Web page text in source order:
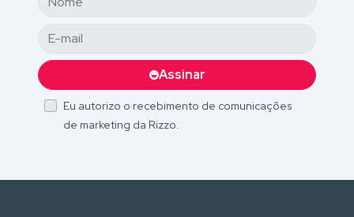
Assinar
Eu autorizo o recebimento de comunicações
de marketing da Rizzo.